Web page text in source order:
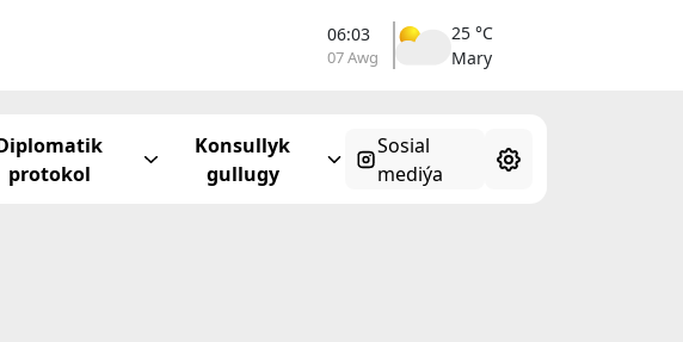
06:03
07 Awg
25 °C
Mary
protokol
Konsullyk
gullugy
Sosial
mediýa